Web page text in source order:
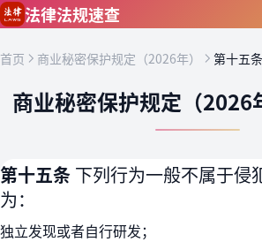
跳到主要内容
法律法规速查
首页 商业秘密保护规定（2026年） 第十五条
商业秘密保护规定（2026
第十五条 下列行为一般不属于侵
为：
独立发现或者自行研发；